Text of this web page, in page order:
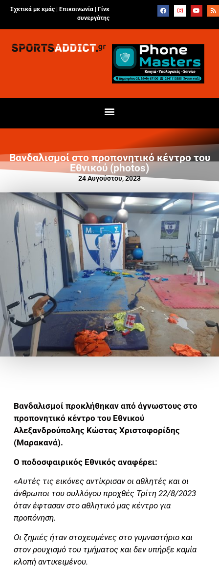
Σχετικά με εμάς | Επικοινωνία
Γίνε
συνεργάτης
Βανδαλισμοί στο προπονητικό κέντρο του
Εθνικού (photos)
24 Αυγούστου, 2023
Βανδαλισμοί προκλήθηκαν από άγνωστους στο
προπονητικό κέντρο του Εθνικού
Αλεξανδρούπολης Κώστας Χριστοφορίδης
(Μαρακανά).
Ο ποδοσφαιρικός Εθνικός αναφέρει:
«Αυτές τις εικόνες αντίκρισαν οι αθλητές και οι
άνθρωποι του συλλόγου προχθές Τρίτη 22/8/2023
όταν έφτασαν στο αθλητικό μας κέντρο για
προπόνηση.
Οι ζημιές ήταν στοχευμένες στο γυμναστήριο και
στον ρουχισμό του τμήματος και δεν υπήρξε καμία
κλοπή αντικειμένου.